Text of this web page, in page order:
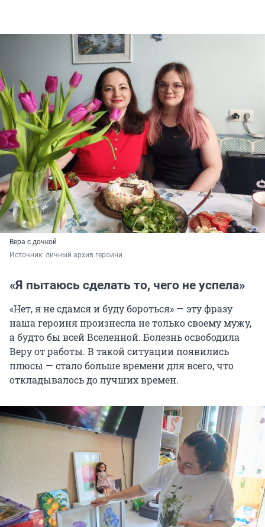
Вера с дочкой
Источник: личный архив героини
«Я пытаюсь сделать то, чего не успела»
«Нет, я не сдамся и буду бороться» — эту фразу
наша героиня произнесла не только своему мужу,
а будто бы всей Вселенной. Болезнь освободила
Веру от работы. В такой ситуации появились
плюсы — стало больше времени для всего, что
откладывалось до лучших времен.